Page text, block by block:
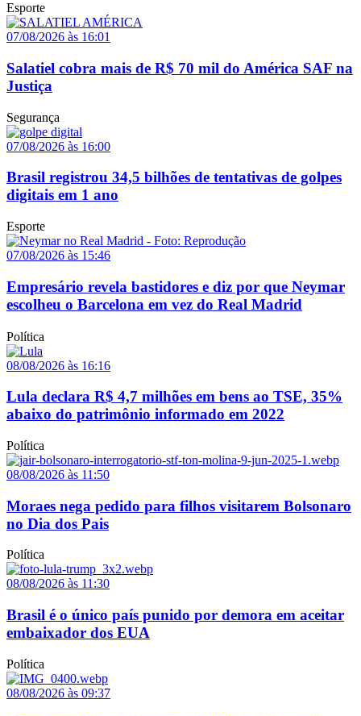
Esporte
07/08/2026 às 16:01
Salatiel cobra mais de R$ 70 mil do América SAF na
Justiça
Segurança
07/08/2026 às 16:00
Brasil registrou 34,5 bilhões de tentativas de golpes
digitais em 1 ano
Esporte
07/08/2026 às 15:46
Empresário revela bastidores e diz por que Neymar
escolheu o Barcelona em vez do Real Madrid
Política
08/08/2026 às 16:16
Lula declara R$ 4,7 milhões em bens ao TSE, 35%
abaixo do patrimônio informado em 2022
Política
08/08/2026 às 11:50
Moraes nega pedido para filhos visitarem Bolsonaro
no Dia dos Pais
Política
08/08/2026 às 11:30
Brasil é o único país punido por demora em aceitar
embaixador dos EUA
Política
08/08/2026 às 09:37